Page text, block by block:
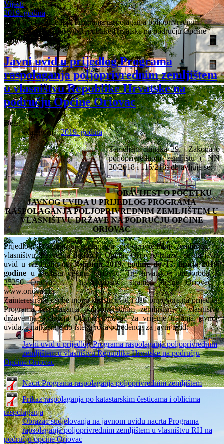
Vijesti
2019. godina
Javni uvid u prijedlog Programa raspolaganja poljoprivrednim
zemljištem u vlasništvu Republike Hrvatske na području Općine
Oriovac
Javni uvid u prijedlog Programa
raspolaganja poljoprivrednim zemljištem
u vlasništvu Republike Hrvatske na
području Općine Oriovac
Detalji
Kategorija:2019. godina
Temeljem članaka 29. Zakona o
poljoprivrednom zemljištu ( NN
20/2018 i 115/218) objavljuje se:
OBAVIJEST O POČETKU
JAVNOG UVIDA U PRIJEDLOG PROGRAMA
RASPOLAGANJA POLJOPRIVREDNIM ZEMLJIŠTEM U
VLASNIŠTVU DRŽAVE NA PODRUČJU OPĆINE
ORIOVAC
Prijedlog Programa raspolaganja poljoprivrednim zemljištem u
vlasništvu države na području Općine Oriovac izlaže se na javni
uvid u razdoblju od3. lipnja 2019. godine do 17. lipnja 2019.
godineu sjedištu općine Oriovac, Trg hrvatskog preporoda 1,
35250 Oriovac , i na službenoj stranici općine Oriovac :
www.oriovac.hr
Zainteresirane osobe mogu izvršiti uvid i dati prigovore na prijedlog
Programa raspolaganja poljoprivrednim zemljištem u vlasništvu
države na području Općine Oriovac za vrijeme trajanja javnog
uvida, a najkasnije do isteka roka određenog za javni uvid.
Javni uvid u prijedlog Programa raspolaganja poljoprivrednim
zemljištem u vlasništvu Republike Hrvatske na području
Općine Oriovac
Nacrt Programa raspolaganja poljoprivrednim zemljištem
Prikaz raspolaganja po katastarskim česticama i oblicima
raspolaganja
Obrazac sudjelovanja na javnom uvidu nacrta Programa
rapsolaganja poljoprivrednim zemljištem u vlasništvu RH na
području općine Oriovac